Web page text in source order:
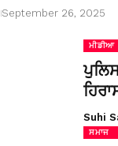
September 26, 2025
ਮੀਡੀਆ
Suhi
ਸਮਾਜ